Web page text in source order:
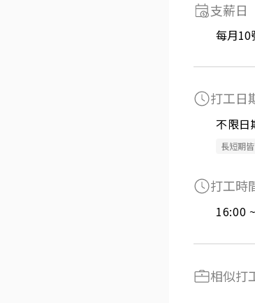
支薪日
每月10
打工日
不限日
長短期
打工時
16:00
相似打